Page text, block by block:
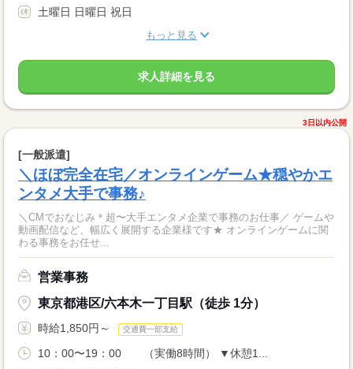
土曜日 日曜日 祝日
もっと見る
求人詳細を見る
3日以内公開
[一般派遣]
＼ほぼ完全在宅／オンラインゲーム★穏やかエ
ンタメ大手で事務♪
＼CMでおなじみ＊超〜大手エンタメ企業で事務のお仕事／ ゲームや
動画配信など、幅広く展開する企業様です★ オンラインゲームに関
わる事務をお任せ...
営業事務
東京都港区/六本木一丁目駅（徒歩 1分）
時給1,850円～ 交通費一部支給
10：00〜19：00 （実働8時間） ▼休憩1...